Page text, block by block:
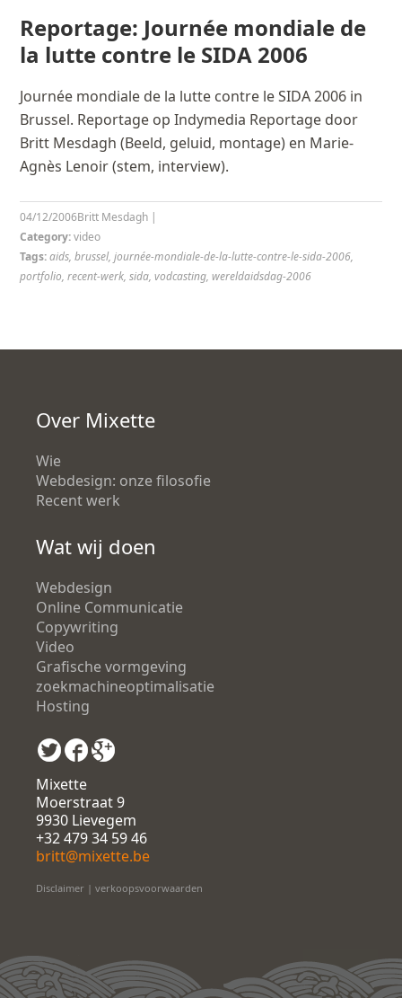
Reportage: Journée mondiale de
la lutte contre le SIDA 2006
Journée mondiale de la lutte contre le SIDA 2006 in
Brussel. Reportage op Indymedia Reportage door
Britt Mesdagh (Beeld, geluid, montage) en Marie-
Agnès Lenoir (stem, interview).
Britt Mesdagh |
04/12/2006
Category:video
Tags:aids,brussel,journée-mondiale-de-la-lutte-contre-le-sida-2006,
portfolio,recent-werk,sida,vodcasting,wereldaidsdag-2006
Over Mixette
Wie
Webdesign: onze filosofie
Recent werk
Wat wij doen
Webdesign
Online Communicatie
Copywriting
Video
Grafische vormgeving
zoekmachineoptimalisatie
Hosting
Mixette
Moerstraat 9
9930 Lievegem
+32 479 34 59 46
britt@mixette.be
Disclaimer | verkoopsvoorwaarden